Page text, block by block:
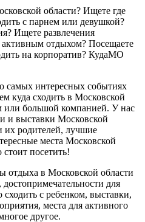
области? Ищете где
с парнем или девушкой?
Ищете развлечения
отдыхом? Посещаете
на корпоратив? КудаМО
интересных событиях
куда сходить в Московской
или большой компанией. У нас
и выставки Московской
их родителей, лучшие
места Московской
стоит посетить!
в Московской области
для
с ребенком, выставки,
места для активного
другое.